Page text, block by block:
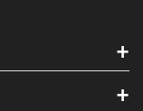
+
+